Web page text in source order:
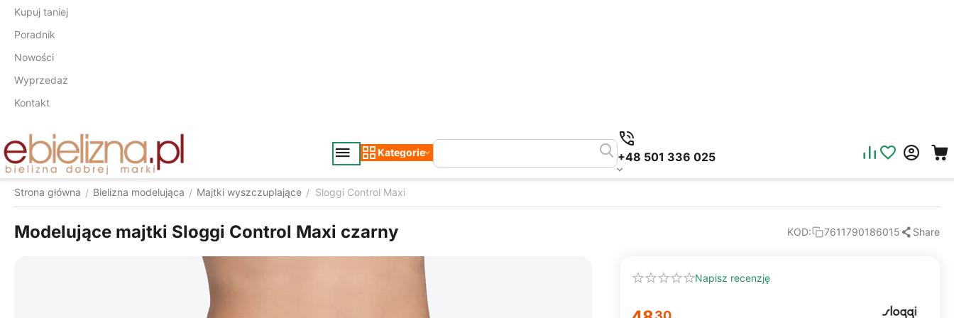
Kupuj taniej
Poradnik
Nowości
Wyprzedaż
Kontakt
Kategorie +48 501 336 025
Strona główna / Bielizna modelująca / Majtki wyszczuplające / Sloggi Control Maxi
Modelujące majtki Sloggi Control Maxi czarny KOD: 7611790186015 Share
Napisz recenzję